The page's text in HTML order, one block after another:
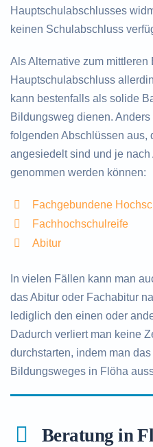
Hauptschulabschlusses
keinen Schulabschluss
Als Alternative zum
Hauptschulabschluss
kann bestenfalls als solide
Bildungsweg dienen.
folgenden Abschlüssen aus,
angesiedelt sind und je
genommen werden können:
Fachgebundene
Fachhochschulreife
Abitur
In vielen Fällen kann man
das Abitur oder Fachabitur
lediglich den einen oder
Dadurch verliert man keine
durchstarten, indem man
Bildungsweges in Flöha
Beratung in